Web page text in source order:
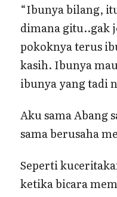
“Ibunya bilang,
dimana gitu..gak
pokoknya terus
kasih. Ibunya
ibunya yang tadi
Aku sama Abang
sama berusaha
Seperti
ketika bicara